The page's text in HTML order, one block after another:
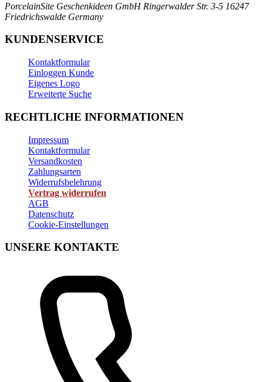
PorcelainSite Geschenkideen GmbH Ringerwalder Str. 3-5 16247
Friedrichswalde Germany
KUNDENSERVICE
Kontaktformular
Einloggen Kunde
Eigenes Logo
Erweiterte Suche
RECHTLICHE INFORMATIONEN
Impressum
Kontaktformular
Versandkosten
Zahlungsarten
Widerrufsbelehrung
Vertrag widerrufen
AGB
Datenschutz
Cookie-Einstellungen
UNSERE KONTAKTE